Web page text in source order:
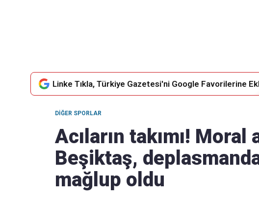
Linke Tıkla, Türkiye Gazetesi'ni Google Favorilerine
DIĞER SPORLAR
Acıların takımı! Moral
Beşiktaş,
mağlup oldu